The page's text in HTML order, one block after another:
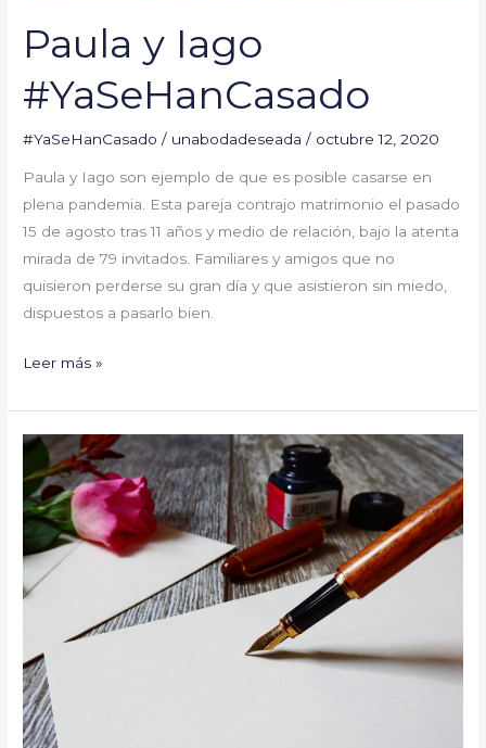
Paula y Iago
#YaSeHanCasado
#YaSeHanCasado / unabodadeseada/ octubre 12, 2020
Paula y Iago son ejemplo de que es posible casarse en
plena pandemia. Esta pareja contrajo matrimonio el pasado
15 de agosto tras 11 años y medio de relación, bajo la atenta
mirada de 79 invitados. Familiares y amigos que no
quisieron perderse su gran día y que asistieron sin miedo,
dispuestos a pasarlo bien.
Leer más »
Carta
a
mi
nieta…